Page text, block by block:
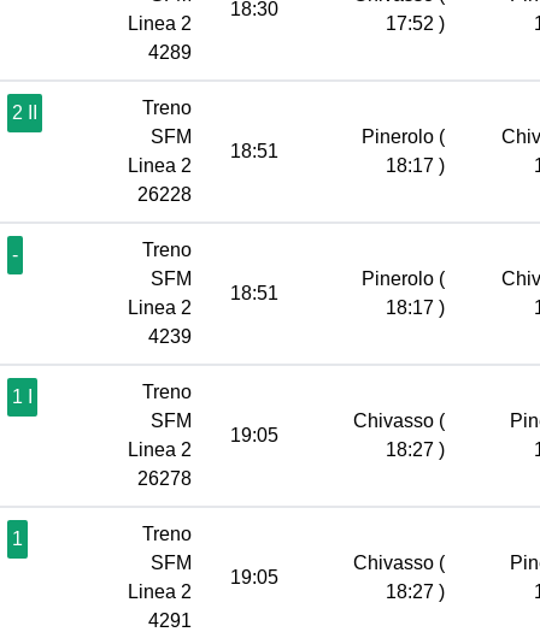
Linea 2
4289
18:30
17:52 )
2 II
Treno
SFM
Linea 2
26228
18:51
Pinerolo (
18:17 )
-
Treno
SFM
Linea 2
4239
18:51
Pinerolo (
18:17 )
1 I
Treno
SFM
Linea 2
26278
19:05
Chivasso (
18:27 )
1
Treno
SFM
Linea 2
4291
19:05
Chivasso (
18:27 )